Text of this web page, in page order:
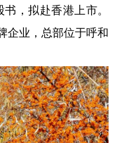
，拟赴香港上市。
企业，总部位于呼和